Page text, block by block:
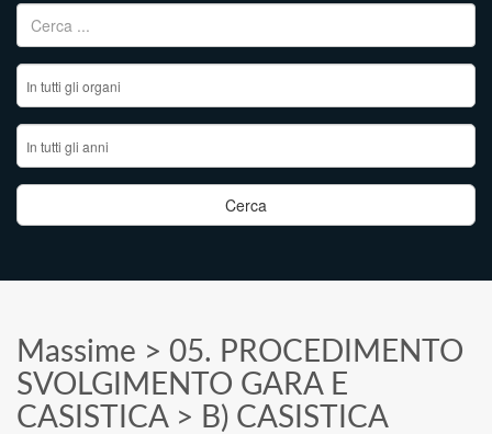
Ricerca per:
Massime > 05. PROCEDIMENTO
SVOLGIMENTO GARA E
CASISTICA> B) CASISTICA